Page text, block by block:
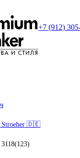
+7 (912)
Stroeher 🇩🇪